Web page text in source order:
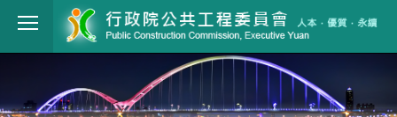
跳到主要內容
行政院公共工